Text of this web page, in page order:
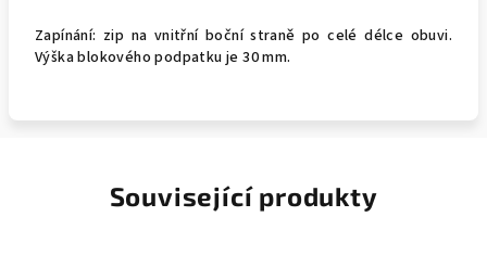
Zapínání: zip na vnitřní boční straně po celé délce obuvi.
Výška blokového podpatku je 30 mm.
Související produkty